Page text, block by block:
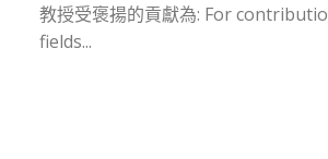
教授受褒揚的貢獻為: For
fields...